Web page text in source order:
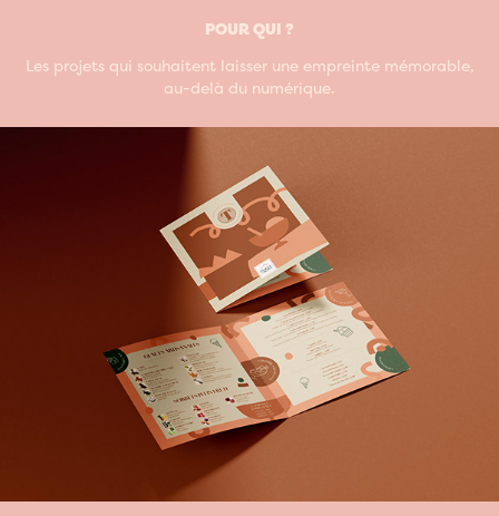
POUR QUI ?
Les projets qui souhaitent laisser une empreinte mémorable,
au-delà du numérique.